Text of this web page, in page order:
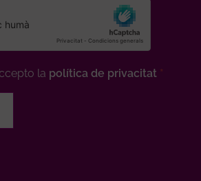
la política de privacitat